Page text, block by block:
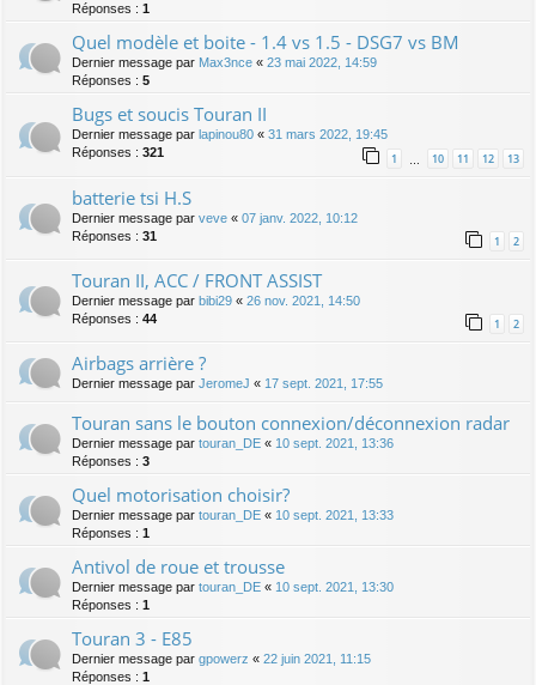
Réponses : 1
Quel modèle et boite - 1.4 vs 1.5 - DSG7 vs BM
Dernier message par Max3nce « 23 mai 2022, 14:59
Réponses : 5
Bugs et soucis Touran II
Dernier message par lapinou80 « 31 mars 2022, 19:45
Réponses : 321 1 10 11 12 13
batterie tsi H.S
Dernier message par veve « 07 janv. 2022, 10:12
Réponses : 31 1 2
Touran II, ACC / FRONT ASSIST
Dernier message par bibi29 « 26 nov. 2021, 14:50
Réponses : 44 1 2
Airbags arrière ?
Dernier message par JeromeJ « 17 sept. 2021, 17:55
Touran sans le bouton connexion/déconnexion radar
Dernier message par touran_DE « 10 sept. 2021, 13:36
Réponses : 3
Quel motorisation choisir?
Dernier message par touran_DE « 10 sept. 2021, 13:33
Réponses : 1
Antivol de roue et trousse
Dernier message par touran_DE « 10 sept. 2021, 13:30
Réponses : 1
Touran 3 - E85
Dernier message par gpowerz « 22 juin 2021, 11:15
Réponses : 1